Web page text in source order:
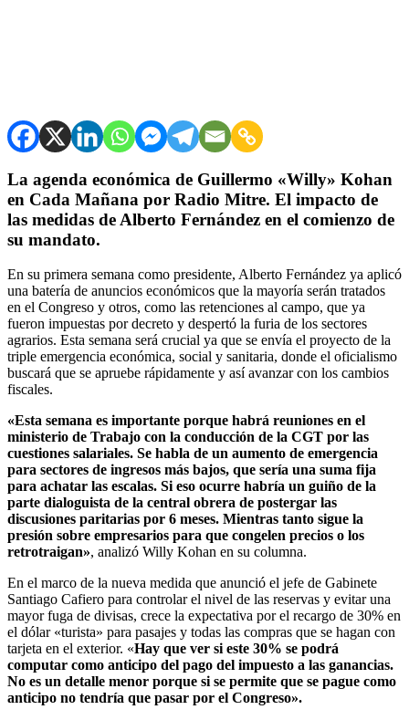
La agenda económica de Guillermo «Willy» Kohan
en Cada Mañana por Radio Mitre. El impacto de
las medidas de Alberto Fernández en el comienzo de
su mandato.
En su primera semana como presidente, Alberto Fernández ya aplicó
una batería de anuncios económicos que la mayoría serán tratados
en el Congreso y otros, como las retenciones al campo, que ya
fueron impuestas por decreto y despertó la furia de los sectores
agrarios. Esta semana será crucial ya que se envía el proyecto de la
triple emergencia económica, social y sanitaria, donde el oficialismo
buscará que se apruebe rápidamente y así avanzar con los cambios
fiscales.
«Esta semana es importante porque habrá reuniones en el
ministerio de Trabajo con la conducción de la CGT por las
cuestiones salariales. Se habla de un aumento de emergencia
para sectores de ingresos más bajos, que sería una suma fija
para achatar las escalas. Si eso ocurre habría un guiño de la
parte dialoguista de la central obrera de postergar las
discusiones paritarias por 6 meses. Mientras tanto sigue la
presión sobre empresarios para que congelen precios o los
retrotraigan», analizó Willy Kohan en su columna.
En el marco de la nueva medida que anunció el jefe de Gabinete
Santiago Cafiero para controlar el nivel de las reservas y evitar una
mayor fuga de divisas, crece la expectativa por el recargo de 30% en
el dólar «turista» para pasajes y todas las compras que se hagan con
tarjeta en el exterior. «Hay que ver si este 30% se podrá
computar como anticipo del pago del impuesto a las ganancias.
No es un detalle menor porque si se permite que se pague como
anticipo no tendría que pasar por el Congreso».